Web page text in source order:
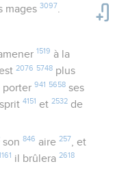
mages3097
1519 à la
2076 5748 plus
porter941 5658 ses
4151 et2532 de
son 846 aire 257 , et
il brûlera2618